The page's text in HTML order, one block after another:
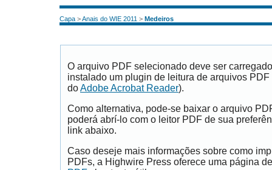
Capa >Anais do WIE 2011 > Medeiros
O arquivo PDF selecionado deve ser
instalado um plugin de leitura de arquivos
doAdobe Acrobat Reader).
Como alternativa, pode-se baixar o arquivo
poderá abrí-lo com o leitor PDF de sua
link abaixo.
Caso deseje mais informações sobre como
PDFs, a Highwire Press oferece uma página